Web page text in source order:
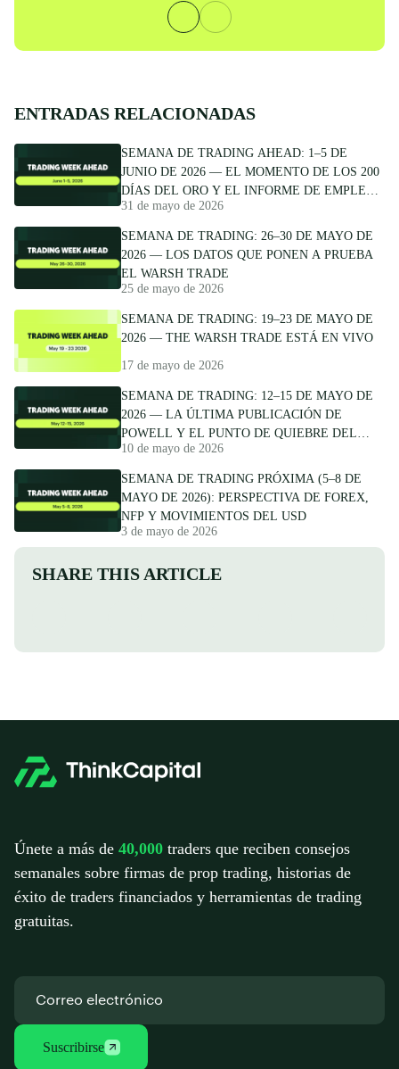
ENTRADAS RELACIONADAS
SEMANA DE TRADING AHEAD: 1–5 DE
JUNIO DE 2026 — EL MOMENTO DE LOS 200
DÍAS DEL ORO Y EL INFORME DE EMPLEOS
QUE PODRÍA INCLINAR LA BALANZA
31 de mayo de 2026
SEMANA DE TRADING: 26–30 DE MAYO DE
2026 — LOS DATOS QUE PONEN A PRUEBA
EL WARSH TRADE
25 de mayo de 2026
SEMANA DE TRADING: 19–23 DE MAYO DE
2026 — THE WARSH TRADE ESTÁ EN VIVO
17 de mayo de 2026
SEMANA DE TRADING: 12–15 DE MAYO DE
2026 — LA ÚLTIMA PUBLICACIÓN DE
POWELL Y EL PUNTO DE QUIEBRE DEL
DÓLAR
10 de mayo de 2026
SEMANA DE TRADING PRÓXIMA (5–8 DE
MAYO DE 2026): PERSPECTIVA DE FOREX,
NFP Y MOVIMIENTOS DEL USD
3 de mayo de 2026
SHARE THIS ARTICLE
Únete a más de 40,000 traders que reciben consejos
semanales sobre firmas de prop trading, historias de
éxito de traders financiados y herramientas de trading
gratuitas.
Suscribirse